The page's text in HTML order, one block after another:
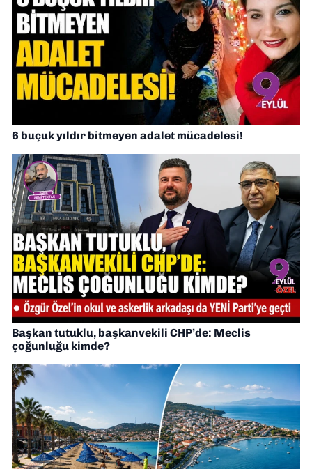
6 buçuk yıldır bitmeyen adalet mücadelesi!
Başkan tutuklu, başkanvekili CHP’de: Meclis
çoğunluğu kimde?